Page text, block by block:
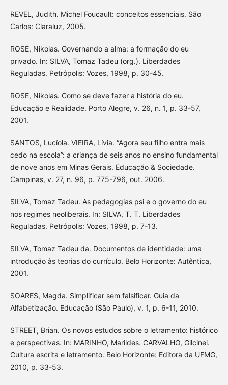
REVEL, Judith. Michel Foucault: conceitos essenciais. São
Carlos: Claraluz, 2005.
ROSE, Nikolas. Governando a alma: a formação do eu
privado. In: SILVA, Tomaz Tadeu (org.). Liberdades
Reguladas. Petrópolis: Vozes, 1998, p. 30-45.
ROSE, Nikolas. Como se deve fazer a história do eu.
Educação e Realidade. Porto Alegre, v. 26, n. 1, p. 33-57,
2001.
SANTOS, Lucíola. VIEIRA, Lívia. “Agora seu filho entra mais
cedo na escola”: a criança de seis anos no ensino fundamental
de nove anos em Minas Gerais. Educação & Sociedade.
Campinas, v. 27, n. 96, p. 775-796, out. 2006.
SILVA, Tomaz Tadeu. As pedagogias psi e o governo do eu
nos regimes neoliberais. In: SILVA, T. T. Liberdades
Reguladas. Petrópolis: Vozes, 1998, p. 7-13.
SILVA, Tomaz Tadeu da. Documentos de identidade: uma
introdução às teorias do currículo. Belo Horizonte: Autêntica,
2001.
SOARES, Magda. Simplificar sem falsificar. Guia da
Alfabetização. Educação (São Paulo), v. 1, p. 6-11, 2010.
STREET, Brian. Os novos estudos sobre o letramento: histórico
e perspectivas. In: MARINHO, Marildes. CARVALHO, Gilcinei.
Cultura escrita e letramento. Belo Horizonte: Editora da UFMG,
2010, p. 33-53.